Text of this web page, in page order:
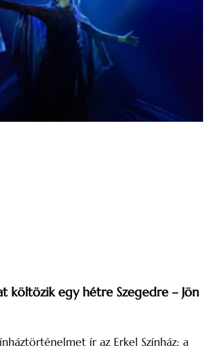
költözik egy hétre Szegedre – Jön
ír az Erkel Színház: a